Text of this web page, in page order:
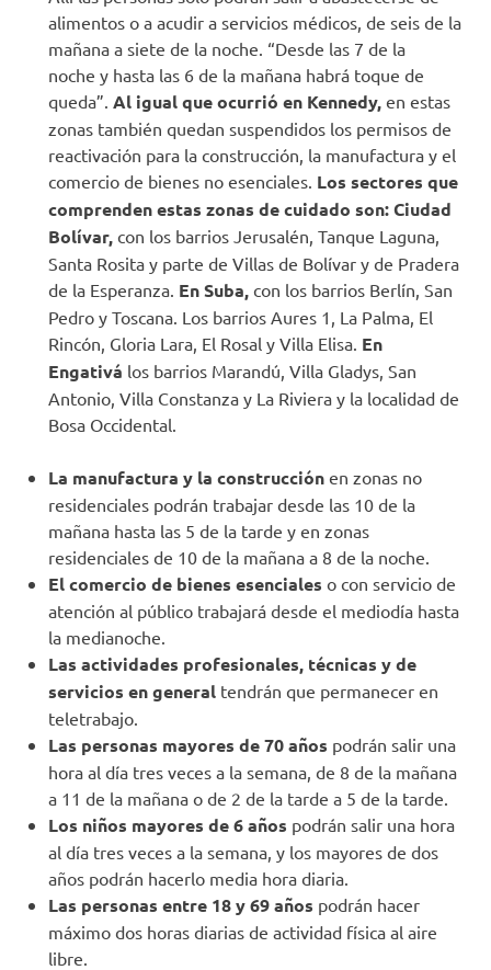
alimentos o a acudir a servicios médicos, de seis de la
mañana a siete de la noche. “Desde las 7 de la
noche y hasta las 6 de la mañana habrá toque de
queda”. Al igual que ocurrió en Kennedy, en estas
zonas también quedan suspendidos los permisos de
reactivación para la construcción, la manufactura y el
comercio de bienes no esenciales. Los sectores que
comprenden estas zonas de cuidado son: Ciudad
Bolívar, con los barrios Jerusalén, Tanque Laguna,
Santa Rosita y parte de Villas de Bolívar y de Pradera
de la Esperanza. En Suba, con los barrios Berlín, San
Pedro y Toscana. Los barrios Aures 1, La Palma, El
Rincón, Gloria Lara, El Rosal y Villa Elisa. En
Engativá los barrios Marandú, Villa Gladys, San
Antonio, Villa Constanza y La Riviera y la localidad de
Bosa Occidental.
La manufactura y la construcción en zonas no
residenciales podrán trabajar desde las 10 de la
mañana hasta las 5 de la tarde y en zonas
residenciales de 10 de la mañana a 8 de la noche.
El comercio de bienes esenciales o con servicio de
atención al público trabajará desde el mediodía hasta
la medianoche.
Las actividades profesionales, técnicas y de
servicios en general tendrán que permanecer en
teletrabajo.
Las personas mayores de 70 años podrán salir una
hora al día tres veces a la semana, de 8 de la mañana
a 11 de la mañana o de 2 de la tarde a 5 de la tarde.
Los niños mayores de 6 años podrán salir una hora
al día tres veces a la semana, y los mayores de dos
años podrán hacerlo media hora diaria.
Las personas entre 18 y 69 años podrán hacer
máximo dos horas diarias de actividad física al aire
libre.